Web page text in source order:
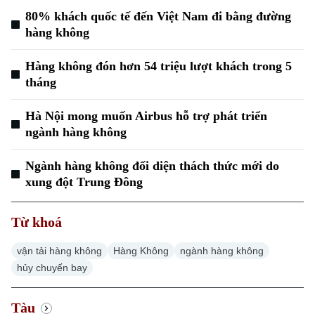
80% khách quốc tế đến Việt Nam đi bằng đường
hàng không
Hàng không đón hơn 54 triệu lượt khách trong 5
tháng
Hà Nội mong muốn Airbus hỗ trợ phát triển
ngành hàng không
Ngành hàng không đối diện thách thức mới do
xung đột Trung Đông
Từ khoá
vận tải hàng không Hàng Không
ngành hàng không
hủy chuyến bay
Tàu